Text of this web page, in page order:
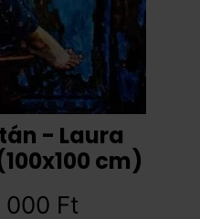
- Laura
cm)
000 Ft